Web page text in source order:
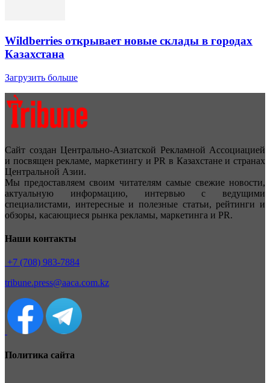
Wildberries открывает новые склады в городах
Казахстана
Загрузить больше
Сайт создан Центрально-Азиатской Рекламной Ассоциацией
и посвящен рекламе, маркетингу и PR в Казахстане и странах
Центральной Азии.
Мы предоставляем своим читателям самые свежие новости,
актуальную информацию, интервью с ведущими
специалистами, интересные и полезные статьи, рейтинги и
обзоры, касающиеся рынка рекламы, маркетинга и PR.
Наши контакты
+7 (708) 983-7884
tribune.press@aaca.com.kz
Политика сайта